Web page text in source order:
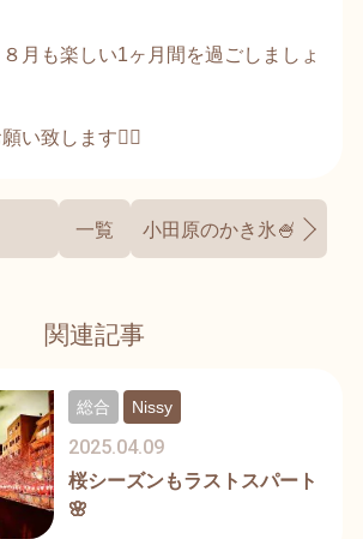
月も楽しい1ヶ月間を過ごしましょ
い致します🙇‍♂️
一覧 小田原のかき氷🍧
関連記事
桜シーズンもラストスパート
🌸
2025.04.09
総合 Nissy